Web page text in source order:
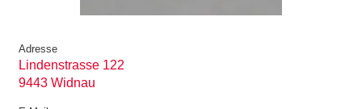
Adresse
Lindenstrasse 122
9443 Widnau